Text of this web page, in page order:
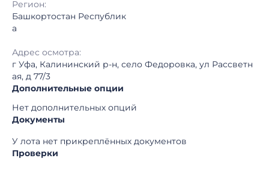
Регион:
Башкортостан Республик
а
Адрес осмотра:
г Уфа, Калининский р-н, село Федоровка, ул Рассветн
ая, д 77/3
Дополнительные опции
Нет дополнительных опций
Документы
У лота нет прикреплённых документов
Проверки